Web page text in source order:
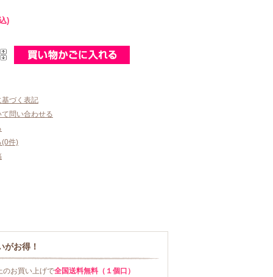
)
づく表記
問い合わせる
(0件)
がお得！
のお買い上げで全国送料無料（１個口）